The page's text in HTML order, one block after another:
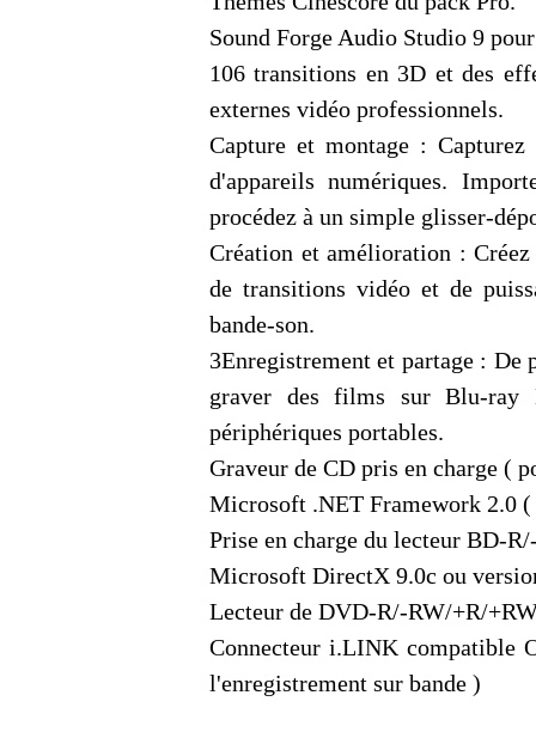
Sound Forge Audio Studio 9
106 transitions en 3D et des
externes vidéo professionnels.
Capture et montage :
d'appareils numériques.
procédez à un simple glisser-
Création et amélioration :
de transitions vidéo et de
bande-son.
3Enregistrement et partage : De
graver des films sur Blu-ray
périphériques portables.
Graveur de CD pris en charge (
Microsoft .NET Framework 2.0
Prise en charge du lecteur BD-
Microsoft DirectX 9.0c ou
Lecteur de DVD-R/-RW/+R/
Connecteur i.LINK compatible
l'enregistrement sur bande )